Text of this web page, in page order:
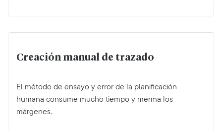
Creación manual de trazado
El método de ensayo y error de la planificación
humana consume mucho tiempo y merma los
márgenes.